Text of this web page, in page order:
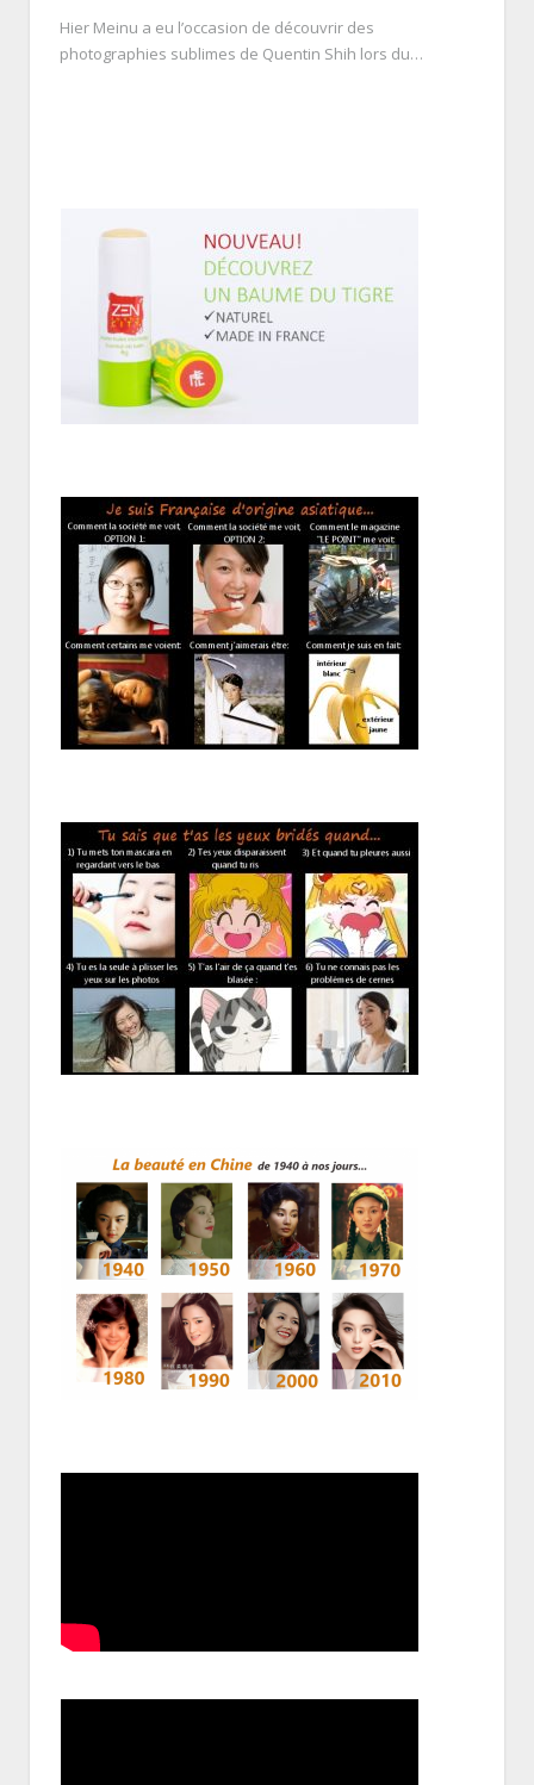
Hier Meinu a eu l’occasion de découvrir des
photographies sublimes de Quentin Shih lors du…